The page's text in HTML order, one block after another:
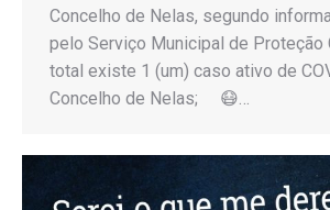
Concelho de Nelas, segundo
pelo Serviço Municipal de
total existe 1 (um) caso ativo de
Concelho de Nelas; 😷…